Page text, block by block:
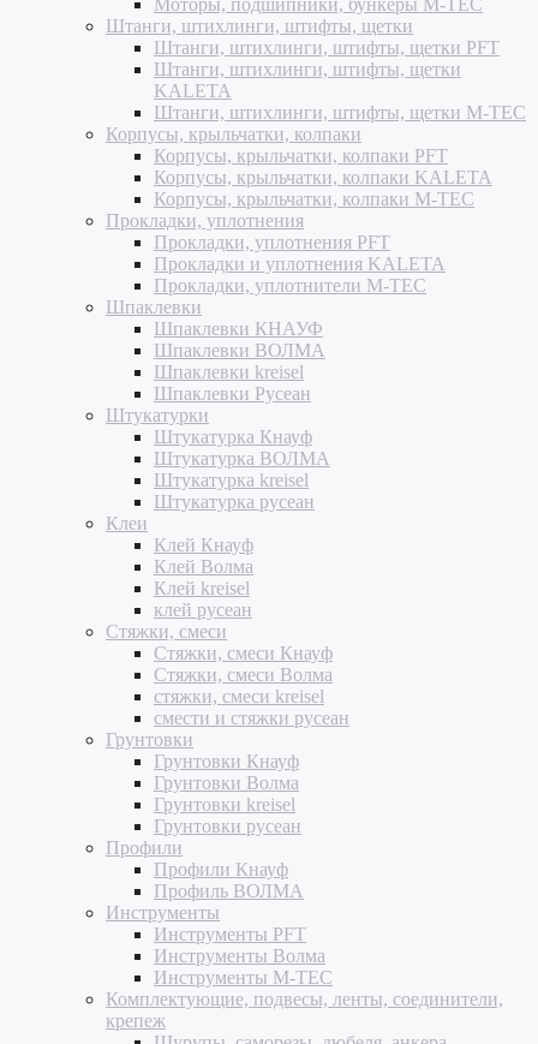
Моторы, подшипники, бункеры M-TEC
Штанги, штихлинги, штифты, щетки
Штанги, штихлинги, штифты, щетки PFT
Штанги, штихлинги, штифты, щетки
KALETA
Штанги, штихлинги, штифты, щетки M-TEC
Корпусы, крыльчатки, колпаки
Корпусы, крыльчатки, колпаки PFT
Корпусы, крыльчатки, колпаки KALETA
Корпусы, крыльчатки, колпаки M-TEC
Прокладки, уплотнения
Прокладки, уплотнения PFT
Прокладки и уплотнения KALETA
Прокладки, уплотнители M-TEC
Шпаклевки
Шпаклевки КНАУФ
Шпаклевки ВОЛМА
Шпаклевки kreisel
Шпаклевки Русеан
Штукатурки
Штукатурка Кнауф
Штукатурка ВОЛМА
Штукатурка kreisel
Штукатурка русеан
Клеи
Клей Кнауф
Клей Волма
Клей kreisel
клей русеан
Стяжки, смеси
Стяжки, смеси Кнауф
Стяжки, смеси Волма
стяжки, смеси kreisel
смести и стяжки русеан
Грунтовки
Грунтовки Кнауф
Грунтовки Волма
Грунтовки kreisel
Грунтовки русеан
Профили
Профили Кнауф
Профиль ВОЛМА
Инструменты
Инструменты PFT
Инструменты Волма
Инструменты M-TEC
Комплектующие, подвесы, ленты, соединители,
крепеж